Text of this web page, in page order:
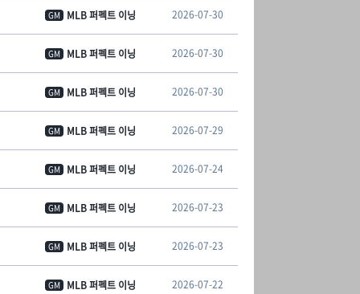
GM MLB 퍼펙트 이닝 2026-07-30
GM MLB 퍼펙트 이닝 2026-07-30
GM MLB 퍼펙트 이닝 2026-07-30
GM MLB 퍼펙트 이닝 2026-07-29
GM MLB 퍼펙트 이닝 2026-07-24
GM MLB 퍼펙트 이닝 2026-07-23
GM MLB 퍼펙트 이닝 2026-07-23
GM MLB 퍼펙트 이닝 2026-07-22